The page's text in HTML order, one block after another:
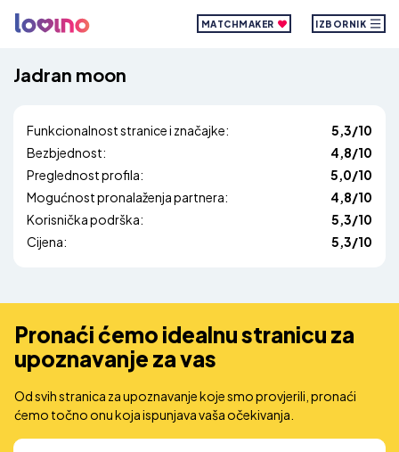
MATCHMAKER IZBORNIK
Jadran moon
Funkcionalnost stranice i značajke:
5,3/10
Bezbjednost:
4,8/10
Preglednost profila:
5,0/10
Mogućnost pronalaženja partnera:
4,8/10
Korisnička podrška:
5,3/10
Cijena:
5,3/10
Pronaći ćemo idealnu stranicu za
upoznavanje za vas
Od svih stranica za upoznavanje koje smo provjerili, pronaći
ćemo točno onu koja ispunjava vaša očekivanja.